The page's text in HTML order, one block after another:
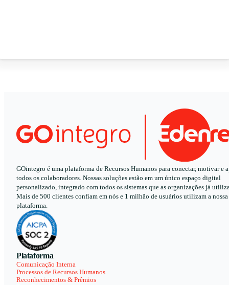
GOintegro é uma plataforma de Recursos Humanos para conectar, motivar e
todos os colaboradores. Nossas soluções estão em um único espaço digital
personalizado, integrado com todos os sistemas que as organizações já
Mais de 500 clientes confiam em nós e 1 milhão de usuários utilizam a nossa
plataforma.
Plataforma
Comunicação Interna
Processos de Recursos Humanos
Reconhecimentos & Prêmios